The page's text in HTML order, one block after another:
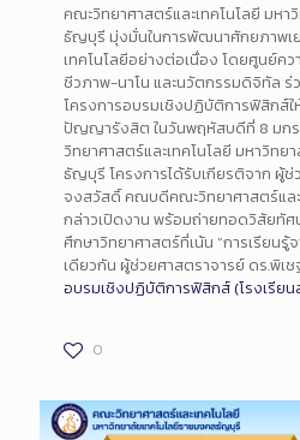
คณะวิทยาศาสตร์และเทคโนโลยี มหา
ธัญบุรี มุ่งมั่นในการพัฒนาศักยภาพเ
เทคโนโลยีอย่างต่อเนื่อง โดยศูนย์คว
ชีวภาพ-นาโน และนวัตกรรมดิจิทัล
โครงการอบรมเชิงปฏิบัติการฟิสิกส์ใ
ปัญญารังสิต ในวันพฤหัสบดีที่ 8 มก
วิทยาศาสตร์และเทคโนโลยี มหาวิทย
ธัญบุรี โครงการได้รับเกียรติจาก ผู้
จงสวัสดิ์ คณบดีคณะวิทยาศาสตร์และ
กล่าวเปิดงาน พร้อมถ่ายทอดวิสัยทั
ศึกษาวิทยาศาสตร์ที่เน้น “การเรียนรู้
เดียวกัน ผู้ช่วยศาสตราจารย์ ดร.พิเช
อบรมเชิงปฏิบัติการฟิสิกส์ (โรงเรี
0